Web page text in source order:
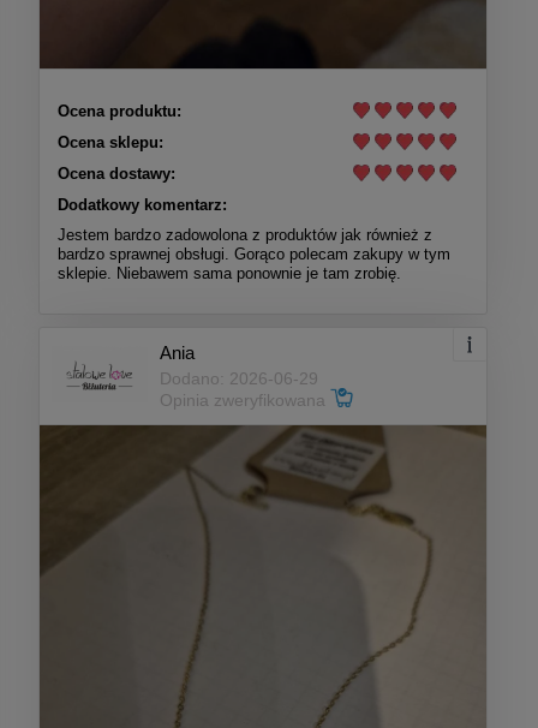
Ocena produktu:
Ocena sklepu:
Ocena dostawy:
Dodatkowy komentarz:
Jestem bardzo zadowolona z produktów jak również z
bardzo sprawnej obsługi. Gorąco polecam zakupy w tym
sklepie. Niebawem sama ponownie je tam zrobię.
Ania
Dodano: 2026-06-29
Opinia zweryfikowana